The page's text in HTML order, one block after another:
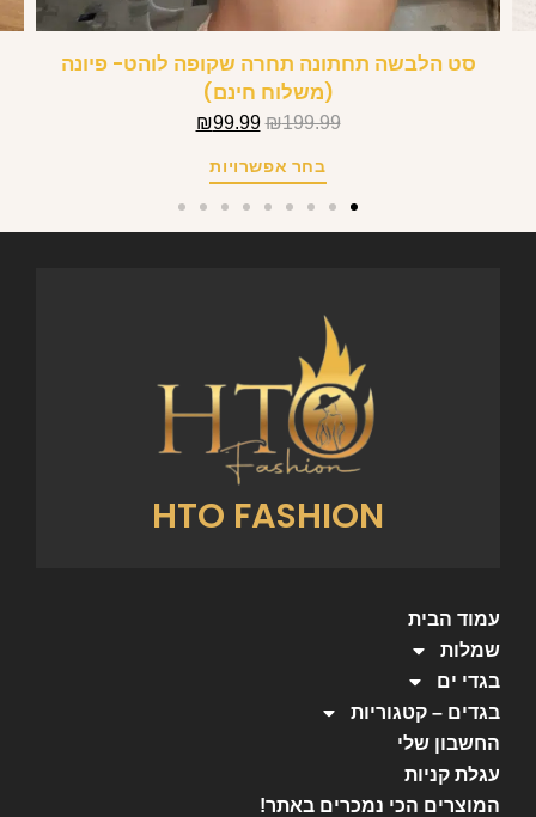
סט הלבשה תחתונה תחרה שקופה לוהט- פיונה
(משלוח חינם)
₪199.99
₪99.99
בחר אפשרויות
HTO FASHION
עמוד הבית
שמלות
בגדי ים
בגדים – קטגוריות
החשבון שלי
עגלת קניות
המוצרים הכי נמכרים באתר!